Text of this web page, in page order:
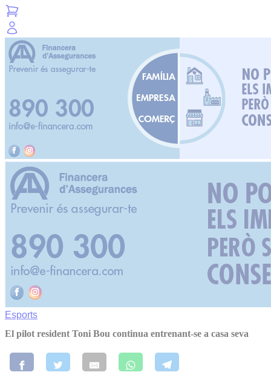
Esports
El pilot resident Toni Bou continua entrenant-se a casa seva